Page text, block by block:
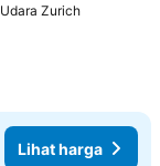
Zurich
Lihat harga